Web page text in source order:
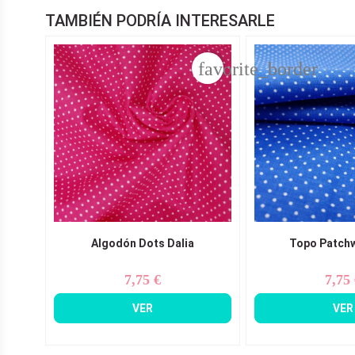
TAMBIÉN PODRÍA INTERESARLE
Algodón Dots Dalia
Precio
7,75 €
VER
favorite_border
Topo
7,75
VER